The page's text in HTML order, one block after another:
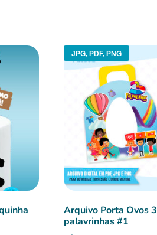
JPG, PDF, PNG
Arquivo Porta Ovos 3
palavrinhas #1